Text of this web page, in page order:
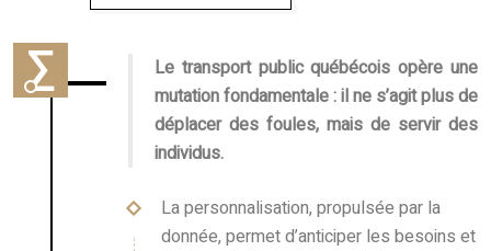
Le transport public québécois opère une
mutation fondamentale : il ne s’agit plus de
déplacer des foules, mais de servir des
individus.
La personnalisation, propulsée par la
donnée, permet d’anticiper les besoins et